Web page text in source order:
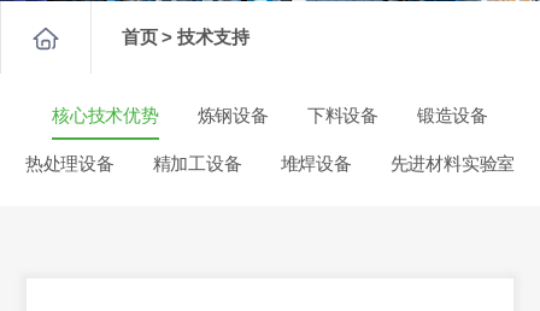
首页 > 技术支持
核心技术优势 炼钢设备 下料设备 锻造设备
热处理设备 精加工设备 堆焊设备 先进材料实验室